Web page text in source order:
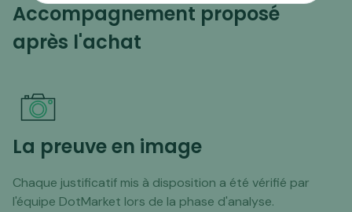
Accompagnement proposé
après l'achat
La preuve en image
Chaque justificatif mis à disposition a été vérifié par
l'équipe DotMarket lors de la phase d'analyse.